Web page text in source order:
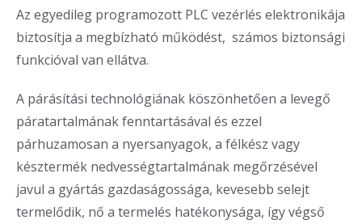
Az egyedileg programozott PLC vezérlés elektronikája
biztosítja a megbízható működést, számos biztonsági
funkcióval van ellátva.
A párásítási technológiának köszönhetően a levegő
páratartalmának fenntartásával és ezzel
párhuzamosan a nyersanyagok, a félkész vagy
késztermék nedvességtartalmának megőrzésével
javul a gyártás gazdaságossága, kevesebb selejt
termelődik, nő a termelés hatékonysága, így végső